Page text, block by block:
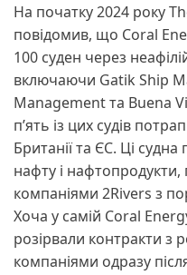
На початку 2024 року
повідомив, що Coral
100 суден через
включаючи Gatik Ship
Management та Buena
п’ять із цих судів
Британії та ЄС. Ці
нафту і
компаніями 2Rivers з
Хоча у самій Coral
розірвали контракти з
компаніями одразу